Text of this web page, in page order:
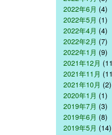
2022年6月 (4)
2022年5月 (1)
2022年4月 (4)
2022年2月 (7)
2022年1月 (9)
2021年12月
2021年11月
2021年10月 (2)
2020年1月 (1)
2019年7月 (3)
2019年6月 (8)
2019年5月 (14)